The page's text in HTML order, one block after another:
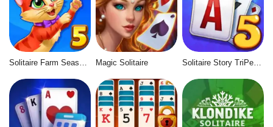
Magic Solitaire Solitaire Story TriPeaks 5